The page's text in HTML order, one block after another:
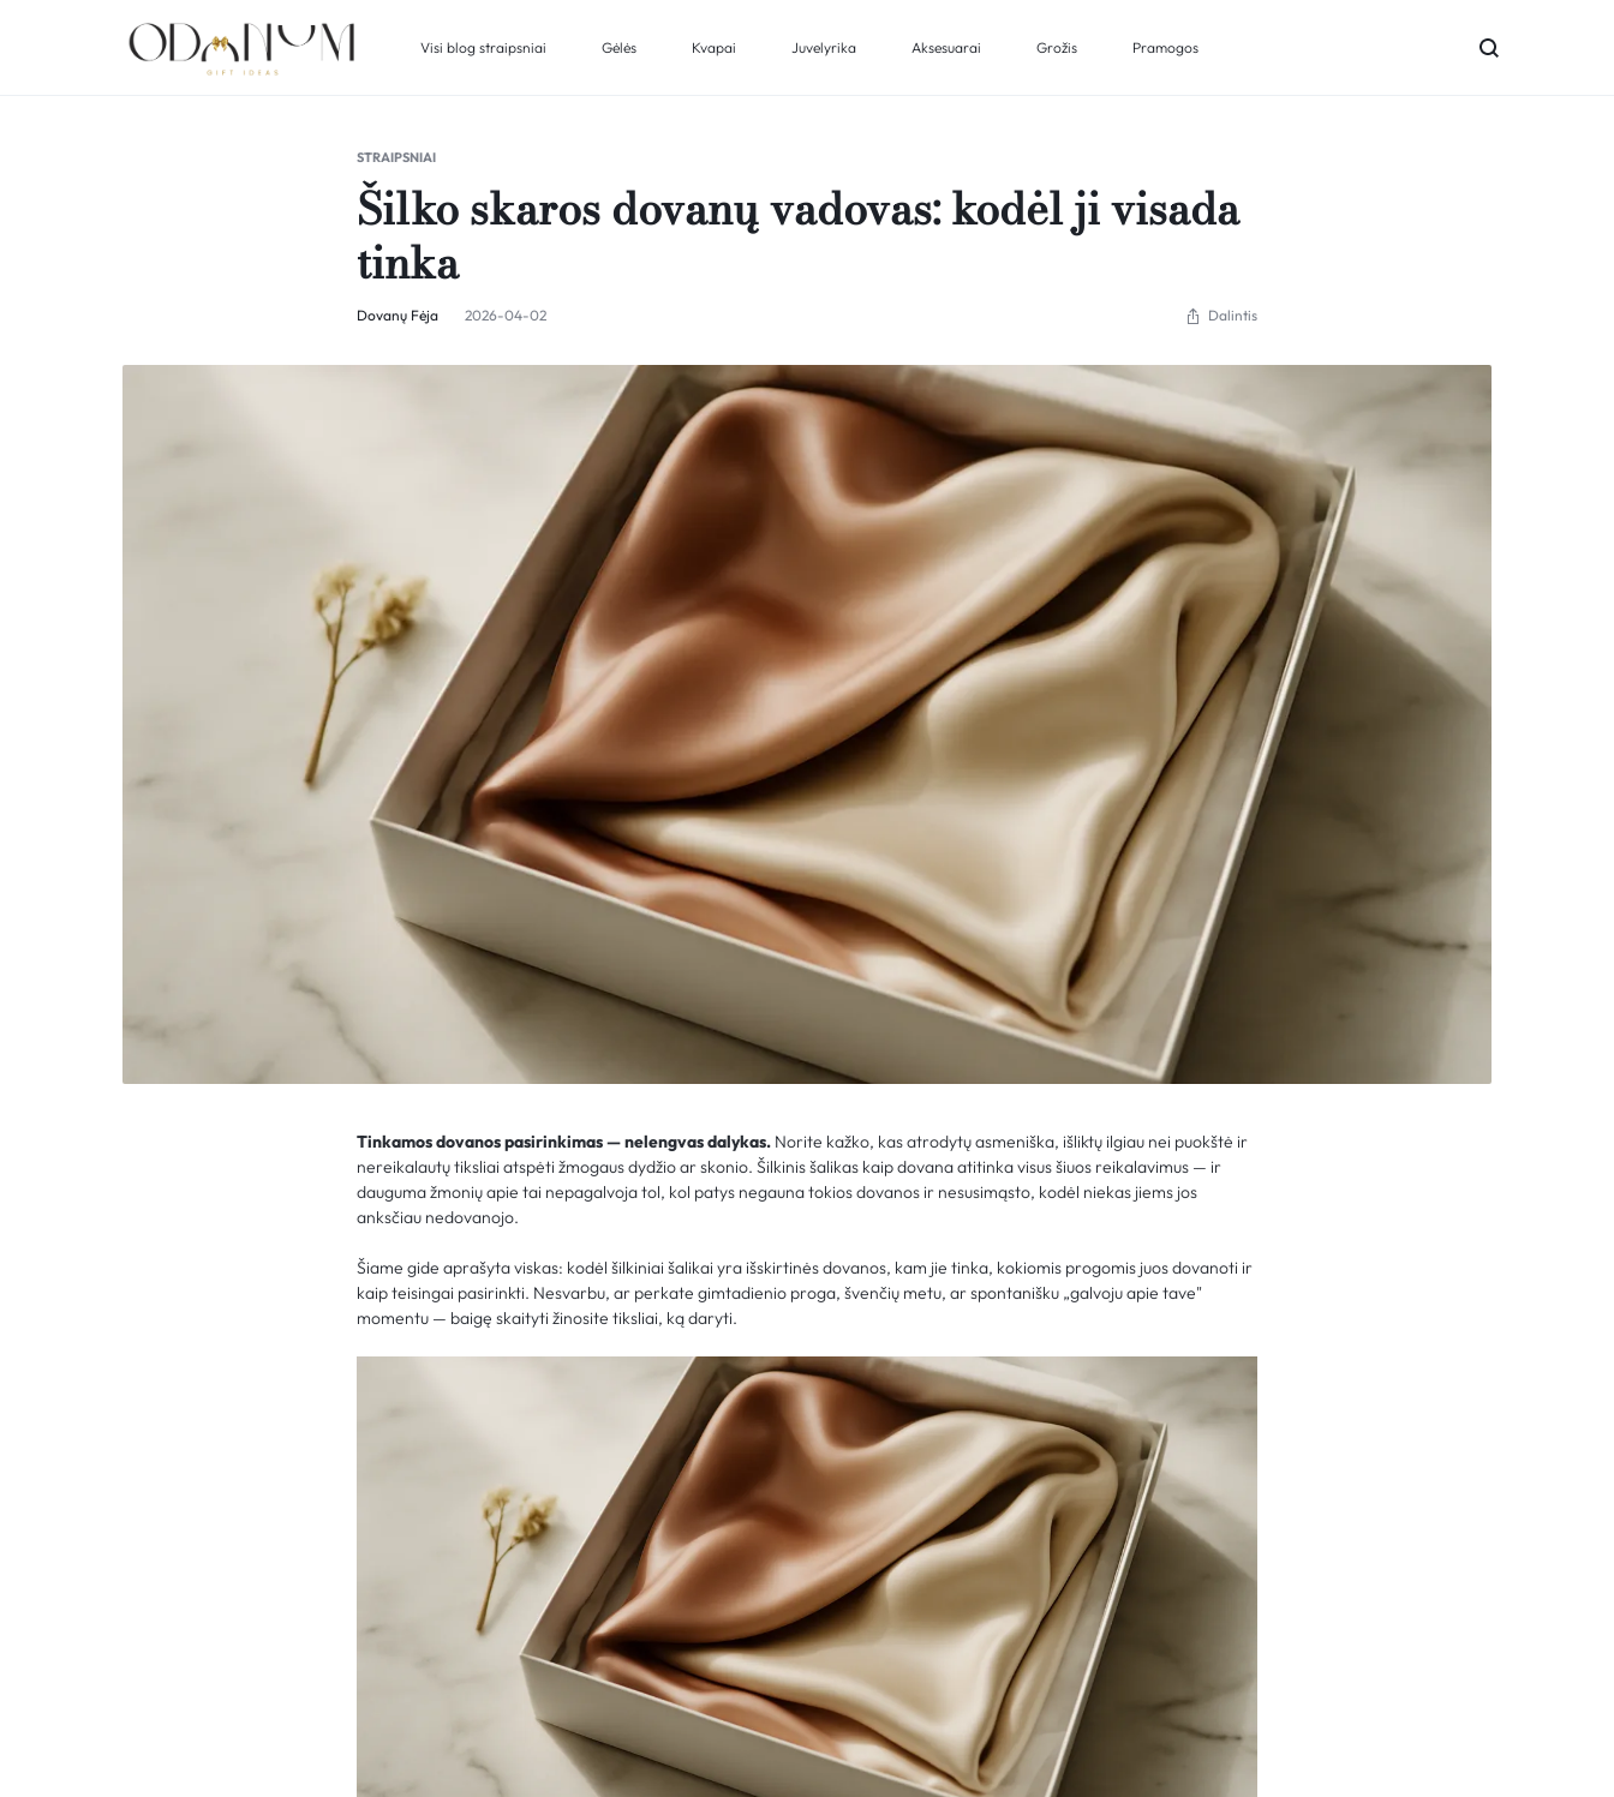
Visi blog straipsniai Gėlės Kvapai Juvelyrika Aksesuarai Grožis Pramogos
STRAIPSNIAI
Šilko skaros dovanų vadovas: kodėl ji visada
tinka
Dovanų Fėja 2026-04-02 Dalintis
Tinkamos dovanos pasirinkimas — nelengvas dalykas. Norite kažko, kas atrodytų asmeniška, išliktų ilgiau nei puokštė ir
nereikalautų tiksliai atspėti žmogaus dydžio ar skonio. Šilkinis šalikas kaip dovana atitinka visus šiuos reikalavimus — ir
dauguma žmonių apie tai nepagalvoja tol, kol patys negauna tokios dovanos ir nesusimąsto, kodėl niekas jiems jos
anksčiau nedovanojo.
Šiame gide aprašyta viskas: kodėl šilkiniai šalikai yra išskirtinės dovanos, kam jie tinka, kokiomis progomis juos dovanoti ir
kaip teisingai pasirinkti. Nesvarbu, ar perkate gimtadienio proga, švenčių metu, ar spontanišku „galvoju apie tave"
momentu — baigę skaityti žinosite tiksliai, ką daryti.